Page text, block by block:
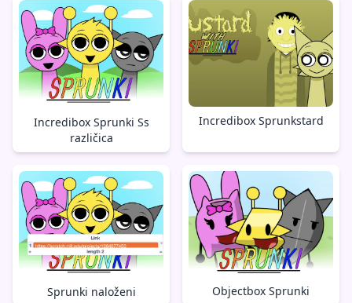
Incredibox Sprunki Ss
različica
Incredibox Sprunkstard
Sprunki naloženi Objectbox Sprunki